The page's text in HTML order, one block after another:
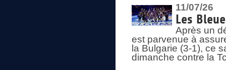
11/07/26
Les
Après un
est parvenue à
la Bulgarie (3-1), ce
dimanche contre la